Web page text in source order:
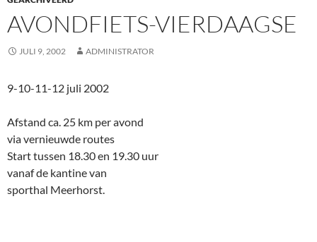
AVONDFIETS-VIERDAAGSE
JULI 9, 2002 ADMINISTRATOR
9-10-11-12 juli 2002
Afstand ca. 25 km per avond
via vernieuwde routes
Start tussen 18.30 en 19.30 uur
vanaf de kantine van
sporthal Meerhorst.